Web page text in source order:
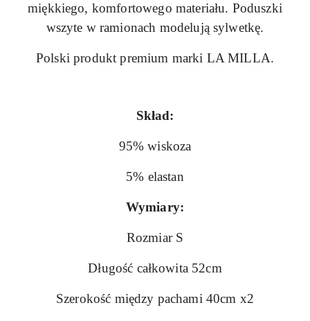
miękkiego, komfortowego materiału. Poduszki
wszyte w ramionach modelują sylwetkę.
Polski produkt premium marki LA MILLA.
Skład:
95% wiskoza
5% elastan
Wymiary:
Rozmiar S
Długość całkowita 52cm
Szerokość między pachami 40cm x2